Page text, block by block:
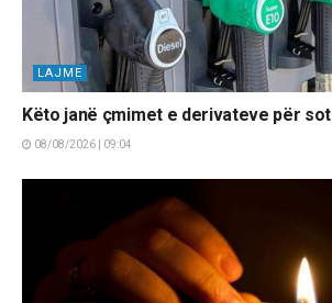
LAJME
Këto janë çmimet e derivateve për sot
08/08/2026 | 09:04